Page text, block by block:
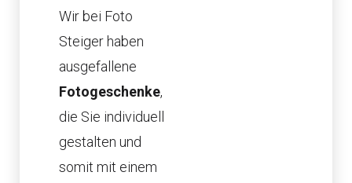
Wir bei Foto
Steiger haben
ausgefallene
Fotogeschenke,
die Sie individuell
gestalten und
somit mit einem